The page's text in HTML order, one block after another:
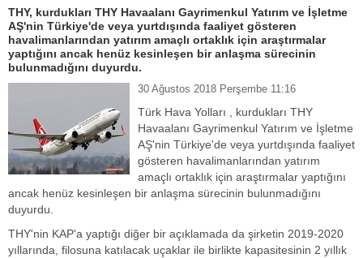
THY, kurdukları THY Havaalanı Gayrimenkul Yatırım ve İşletme
AŞ'nin Türkiye'de veya yurtdışında faaliyet gösteren
havalimanlarından yatırım amaçlı ortaklık için araştırmalar
yaptığını ancak henüz kesinleşen bir anlaşma sürecinin
bulunmadığını duyurdu.
30 Ağustos 2018 Perşembe 11:16
Türk Hava Yolları , kurdukları THY
Havaalanı Gayrimenkul Yatırım ve İşletme
AŞ'nin Türkiye'de veya yurtdışında faaliyet
gösteren havalimanlarından yatırım
amaçlı ortaklık için araştırmalar yaptığını
ancak henüz kesinleşen bir anlaşma sürecinin bulunmadığını
duyurdu.
THY'nin KAP'a yaptığı diğer bir açıklamada da şirketin 2019-2020
yıllarında, filosuna katılacak uçaklar ile birlikte kapasitesinin 2 yıllık